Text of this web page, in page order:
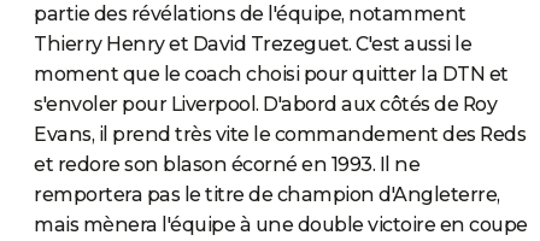
partie des révélations de l'équipe, notamment
Thierry Henry et David Trezeguet. C'est aussi le
moment que le coach choisi pour quitter la DTN et
s'envoler pour Liverpool. D'abord aux côtés de Roy
Evans, il prend très vite le commandement des Reds
et redore son blason écorné en 1993. Il ne
remportera pas le titre de champion d'Angleterre,
mais mènera l'équipe à une double victoire en coupe